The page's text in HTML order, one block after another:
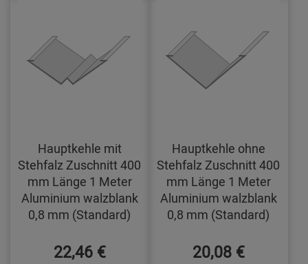
Hauptkehle mit
Stehfalz Zuschnitt 400
mm Länge 1 Meter
Aluminium walzblank
0,8 mm (Standard)
22,46 €
Hauptkehle ohne
Stehfalz Zuschnitt 400
mm Länge 1 Meter
Aluminium walzblank
0,8 mm (Standard)
20,08 €